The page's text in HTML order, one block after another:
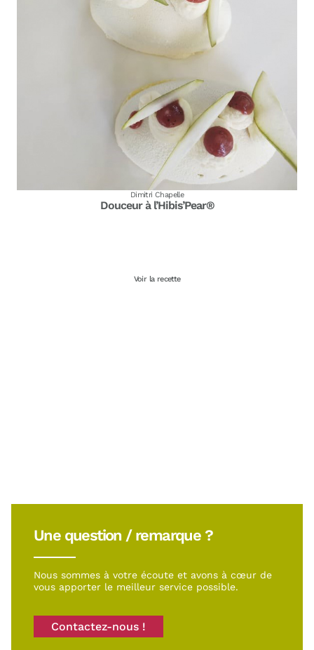
Dimitri Chapelle
Douceur à l’Hibis’Pear®
Voir la recette
Une question / remarque ?
Nous sommes à votre écoute et avons à cœur de
vous apporter le meilleur service possible.
Contactez-nous !